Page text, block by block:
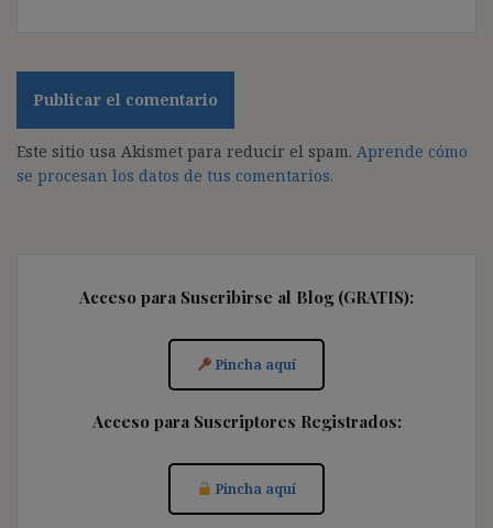
Este sitio usa Akismet para reducir el spam. Aprende cómo
se procesan los datos de tus comentarios.
Acceso para Suscribirse al Blog (GRATIS):
Pincha aquí
Acceso para Suscriptores Registrados:
Pincha aquí